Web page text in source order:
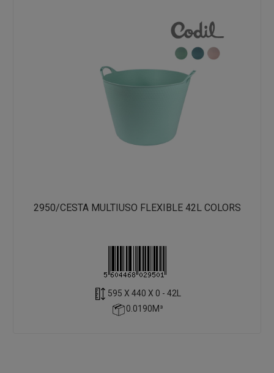
2950/CESTA MULTIUSO FLEXIBLE 42L COLORS
595 X 440 X 0 - 42L
0.0190M³